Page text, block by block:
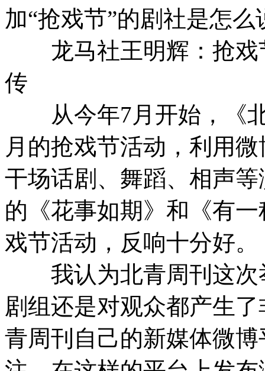
加“抢戏节”的剧社是怎么
龙马社王明辉：抢戏
传
从今年7月开始，《北
月的抢戏节活动，利用
干场话剧、舞蹈、相声
的《花事如期》和《有
戏节活动，反响十分好。
我认为北青周刊这次
剧组还是对观众都产生
青周刊自己的新媒体微